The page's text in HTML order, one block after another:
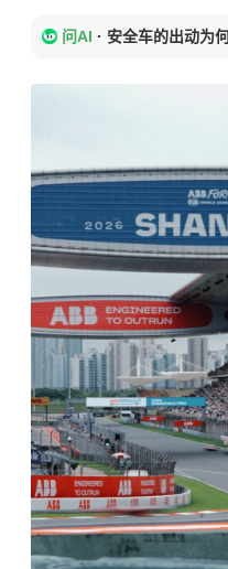
问AI · 安全车的出动为